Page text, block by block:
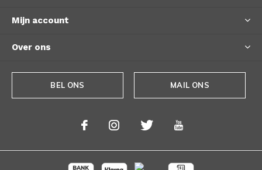
Mijn account
Over ons
BEL ONS MAIL ONS